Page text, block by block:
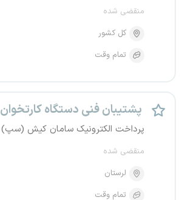
منقضی شده
کل کشور
تمام وقت
پشتیبان فنی دستگاه کارتخوان
پرداخت الکترونیک سامان کیش (سپ)
منقضی شده
لرستان
تمام وقت